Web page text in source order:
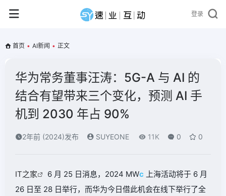
登录
首页 • AI新闻 • 正文
华为常务董事汪涛：5G-A 与 AI 的
结合有望带来三个变化，预测 AI 手
机到 2030 年占 90%
2年前 (2024)发布 SUYEONE 11K 0 0
IT之家 6 月 25 日消息，2024 MWc 上海活动将于 6 月
26 日至 28 日举行，而华为今日借此机会在线下举行了全